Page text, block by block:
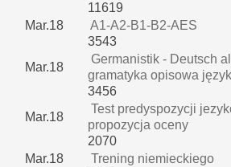
11619
Mar.18
A1-A2-B1-B2-AES
3543
Mar.18
Germanistik - Deutsch
gramatyka opisowa
3456
Mar.18
Test predyspozycji
propozycja oceny
2070
Mar.18
Trening niemieckiego